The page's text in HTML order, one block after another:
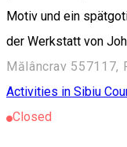
Motiv und ein
der Werkstatt von
Mălâncrav 557117,
Activities in Sibiu
Closed